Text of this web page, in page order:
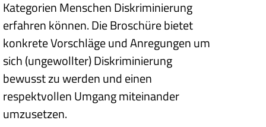
Kategorien Menschen Diskriminierung
erfahren können. Die Broschüre bietet
konkrete Vorschläge und Anregungen um
sich (ungewollter) Diskriminierung
bewusst zu werden und einen
respektvollen Umgang miteinander
umzusetzen.